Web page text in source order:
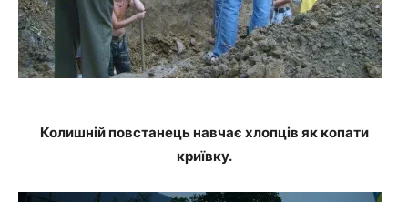
Колишній повстанець навчає хлопців як копати
криївку.